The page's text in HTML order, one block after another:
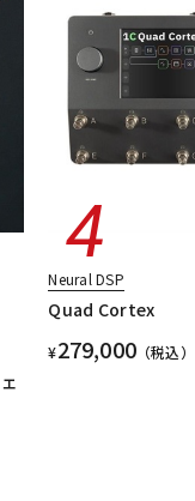
Neural DSP
Quad Cortex
¥279,000 （税込）